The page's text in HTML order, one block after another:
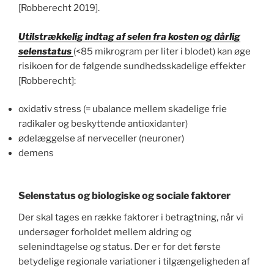
[Robberecht 2019].
Utilstrækkelig indtag af selen fra kosten og dårlig
selenstatus (<85 mikrogram per liter i blodet) kan øge
risikoen for de følgende sundhedsskadelige effekter
[Robberecht]:
oxidativ stress (= ubalance mellem skadelige frie
radikaler og beskyttende antioxidanter)
ødelæggelse af nerveceller (neuroner)
demens
Selenstatus og biologiske og sociale faktorer
Der skal tages en række faktorer i betragtning, når vi
undersøger forholdet mellem aldring og
selenindtagelse og status. Der er for det første
betydelige regionale variationer i tilgængeligheden af